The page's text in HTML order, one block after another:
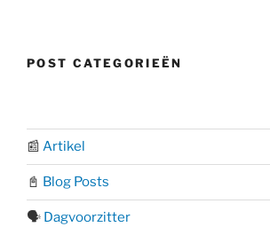
POST CATEGORIEËN
📰 Artikel
📓 Blog Posts
🗣️ Dagvoorzitter